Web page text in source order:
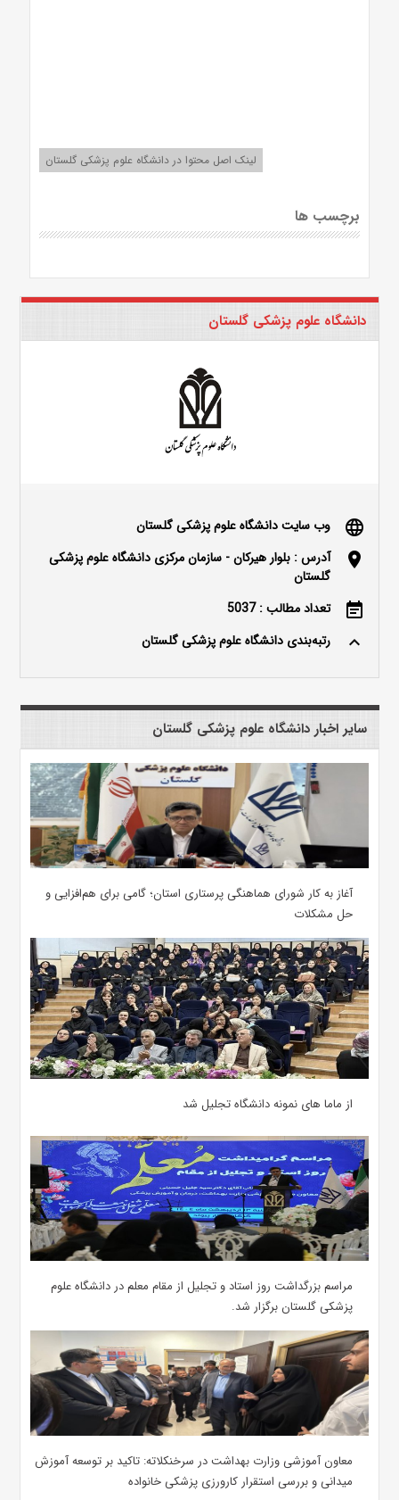
لینک اصل محتوا در دانشگاه علوم پزشکی گلستان
برچسب ها
دانشگاه علوم پزشکی گلستان
language وب سایت دانشگاه علوم پزشکی گلستان
location_on
آدرس : بلوار هیرکان - سازمان مرکزی دانشگاه علوم پزشکی
گلستان
event_note تعداد مطالب : 5037
keyboard_arrow_up رتبه‌بندی دانشگاه علوم پزشکی گلستان
سایر اخبار دانشگاه علوم پزشکی گلستان
آغاز به کار شورای هماهنگی پرستاری استان؛ گامی برای هم‌افزایی و
حل مشکلات
از ماما های نمونه دانشگاه تجلیل شد
مراسم بزرگداشت روز استاد و تجلیل از مقام معلم در دانشگاه علوم
پزشکی گلستان برگزار شد.‌
معاون آموزشی وزارت بهداشت در سرخنکلاته: تاکید بر توسعه آموزش
میدانی و بررسی استقرار کارورزی پزشکی ‌خانواده